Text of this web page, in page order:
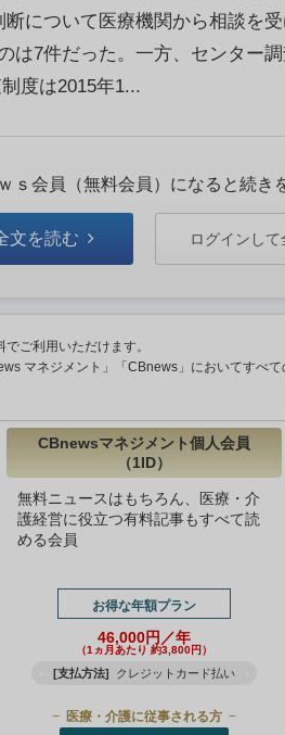
について医療機関から相談を
は7件だった。一方、センター
度は2015年1...
ｓ会員（無料会員）になると続き
文を読む ログインし
ご利用いただけます。
マネジメント」「CBnews」においてすべて
CBnewsマネジメント個人会員
（1ID）
無料ニュースはもちろん、医療・介
護経営に役立つ有料記事もすべて読
める会員
お得な年額プラン
46,000円／年
（1ヵ月あたり 約3,800円）
[支払方法] クレジットカード払い
医療・介護に従事される方